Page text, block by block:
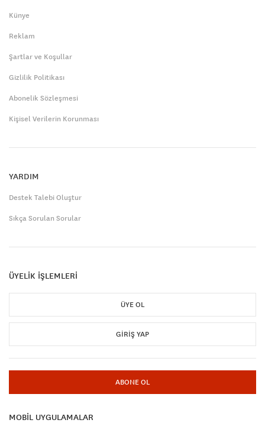
Künye
Reklam
Şartlar ve Koşullar
Gizlilik Politikası
Abonelik Sözleşmesi
Kişisel Verilerin Korunması
YARDIM
Destek Talebi Oluştur
Sıkça Sorulan Sorular
ÜYELİK İŞLEMLERİ
ÜYE OL
GIRIŞ YAP
ABONE OL
MOBİL UYGULAMALAR